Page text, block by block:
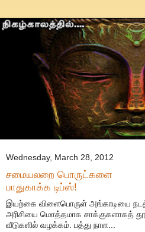
Wednesday, March 28, 2012
சமையலறை பொருட்களை
பாதுகாக்க டிப்ஸ்!
இயற்கை விளைபொருள் அங்காடியை
அரிசியை மொத்தமாக சாக்குகளாகத்
வீடுகளில் வழக்கம். பத்து நாள...